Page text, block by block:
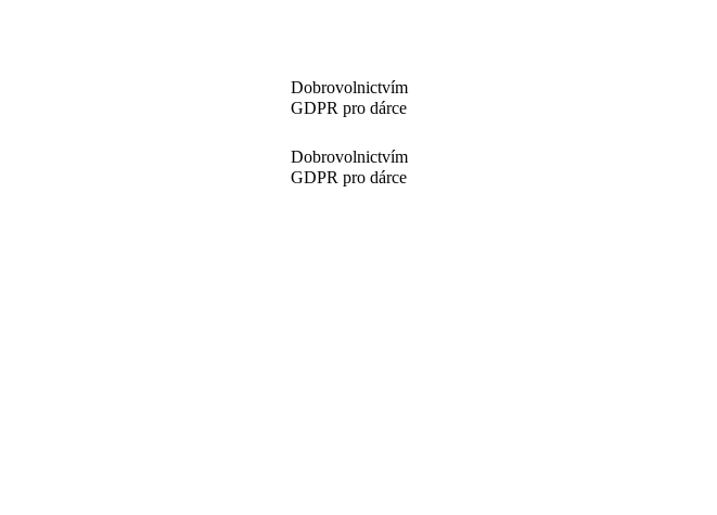
Dobrovolnictvím
GDPR pro dárce
Dobrovolnictvím
GDPR pro dárce